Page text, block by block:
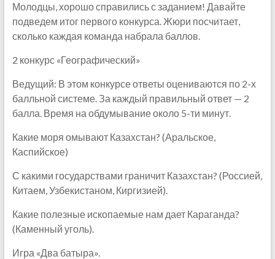
Молодцы, хорошо справились с заданием! Давайте
подведем итог первого конкурса. Жюри посчитает,
сколько каждая команда набрала баллов.
2 конкурс «Географический»
Ведущий: В этом конкурсе ответы оцениваются по 2-х
балльной системе. За каждый правильный ответ — 2
балла. Время на обдумывание около 5-ти минут.
Какие моря омывают Казахстан? (Аральское,
Каспийское)
С какими государствами граничит Казахстан? (Россией,
Китаем, Узбекистаном, Киргизией).
Какие полезные ископаемые нам дает Караганда?
(Каменный уголь).
Игра «Два батыра».